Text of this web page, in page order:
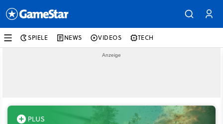
SPIELE NEWS VIDEOS TECH